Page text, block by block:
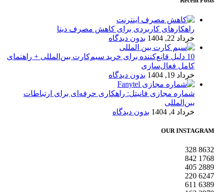
راهکارهای کاربردی برای کاهش مصرف دیتا
خرداد 22, 1404
بدون دیدگاه
10 دلیل قانع‌کننده برای خرید سیم‌کارت بین‌المللی + راهنمای
کامل فعال‌سازی
خرداد 19, 1404
بدون دیدگاه
شماره مجازی فانیتل: راهکاری حرفه‌ای برای ارتباطات
بین‌المللی
خرداد 4, 1404
بدون دیدگاه
OUR INSTAGRAM
8632
328
1768
842
2889
405
6247
220
6389
611